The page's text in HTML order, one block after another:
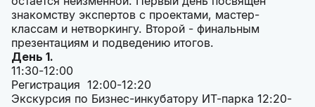
знакомству экспертов с проектами, мастер-
классам и нетворкингу. Второй - финальным
презентациям и подведению итогов.
День 1.
11:30-12:00
Регистрация 12:00-12:20
Экскурсия по Бизнес-инкубатору ИТ-парка 12:20-